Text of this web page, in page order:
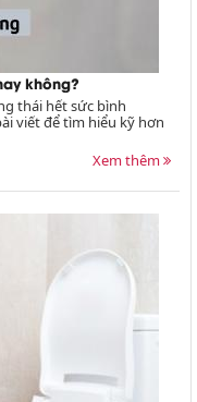
không?
thái hết sức bình
viết để tìm hiểu kỹ hơn
Xem thêm